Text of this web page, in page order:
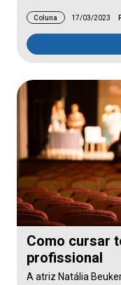
Coluna 17/03/2023
Como cursar
profissional
A atriz Natália